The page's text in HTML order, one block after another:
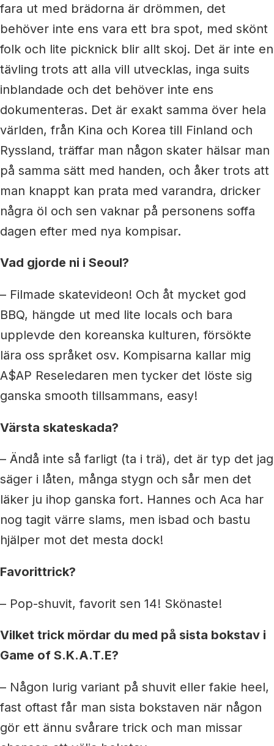
fara ut med brädorna är drömmen, det
behöver inte ens vara ett bra spot, med skönt
folk och lite picknick blir allt skoj. Det är inte en
tävling trots att alla vill utvecklas, inga suits
inblandade och det behöver inte ens
dokumenteras. Det är exakt samma över hela
världen, från Kina och Korea till Finland och
Ryssland, träffar man någon skater hälsar man
på samma sätt med handen, och åker trots att
man knappt kan prata med varandra, dricker
några öl och sen vaknar på personens soffa
dagen efter med nya kompisar.
Vad gjorde ni i Seoul?
– Filmade skatevideon! Och åt mycket god
BBQ, hängde ut med lite locals och bara
upplevde den koreanska kulturen, försökte
lära oss språket osv. Kompisarna kallar mig
A$AP Reseledaren men tycker det löste sig
ganska smooth tillsammans, easy!
Värsta skateskada?
– Ändå inte så farligt (ta i trä), det är typ det jag
säger i låten, många stygn och sår men det
läker ju ihop ganska fort. Hannes och Aca har
nog tagit värre slams, men isbad och bastu
hjälper mot det mesta dock!
Favorittrick?
– Pop-shuvit, favorit sen 14! Skönaste!
Vilket trick mördar du med på sista bokstav i
Game of S.K.A.T.E?
– Någon lurig variant på shuvit eller fakie heel,
fast oftast får man sista bokstaven när någon
gör ett ännu svårare trick och man missar